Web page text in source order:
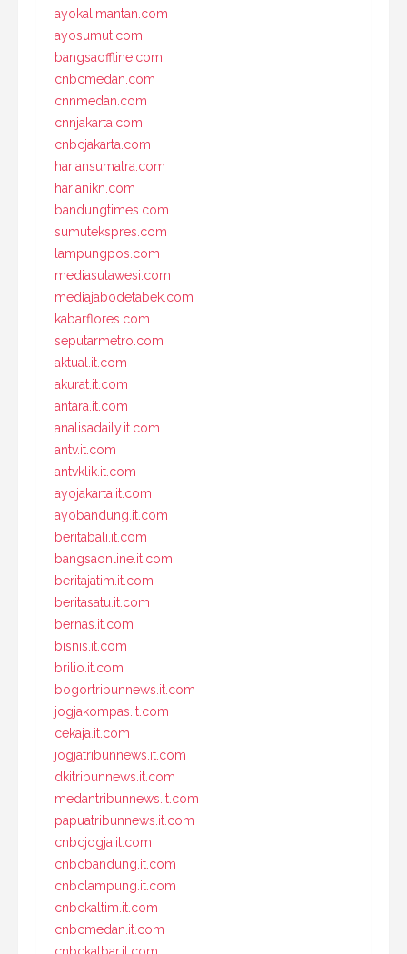
ayokalimantan.com
ayosumut.com
bangsaoffline.com
cnbcmedan.com
cnnmedan.com
cnnjakarta.com
cnbcjakarta.com
hariansumatra.com
harianikn.com
bandungtimes.com
sumutekspres.com
lampungpos.com
mediasulawesi.com
mediajabodetabek.com
kabarflores.com
seputarmetro.com
aktual.it.com
akurat.it.com
antara.it.com
analisadaily.it.com
antv.it.com
antvklik.it.com
ayojakarta.it.com
ayobandung.it.com
beritabali.it.com
bangsaonline.it.com
beritajatim.it.com
beritasatu.it.com
bernas.it.com
bisnis.it.com
brilio.it.com
bogortribunnews.it.com
jogjakompas.it.com
cekaja.it.com
jogjatribunnews.it.com
dkitribunnews.it.com
medantribunnews.it.com
papuatribunnews.it.com
cnbcjogja.it.com
cnbcbandung.it.com
cnbclampung.it.com
cnbckaltim.it.com
cnbcmedan.it.com
cnbckalbar.it.com